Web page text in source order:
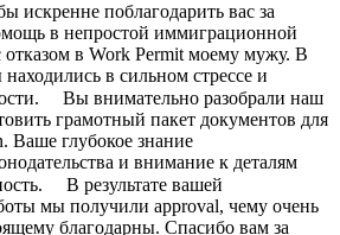
искренне поблагодарить вас за
в непростой иммиграционной
отказом в Work Permit моему мужу. В
в сильном стрессе и
⠀ Вы внимательно разобрали наш
грамотный пакет документов для
Ваше глубокое знание
и внимание к деталям
⠀ В результате вашей
мы получили approval, чему очень
благодарны. Спасибо вам за